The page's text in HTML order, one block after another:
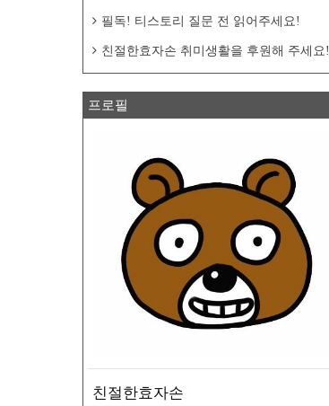
필독! 티스토리 질문 전 읽어주세요!
친절한효자손 취미생활을 후원해 주세요!
프로필
친절한효자손